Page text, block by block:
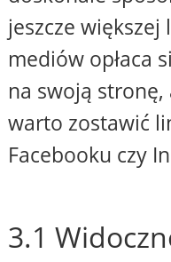
jeszcze
mediów opłaca
na swoją
warto zostawić
Facebooku czy
3.1